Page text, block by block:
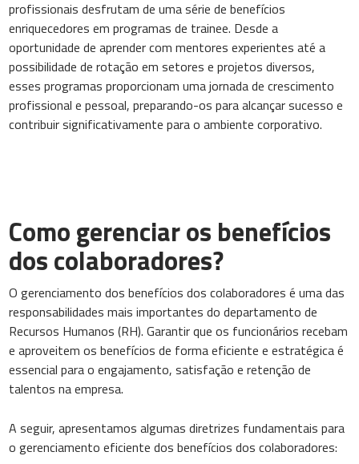
profissionais desfrutam de uma série de benefícios
enriquecedores em programas de trainee. Desde a
oportunidade de aprender com mentores experientes até a
possibilidade de rotação em setores e projetos diversos,
esses programas proporcionam uma jornada de crescimento
profissional e pessoal, preparando-os para alcançar sucesso e
contribuir significativamente para o ambiente corporativo.
Como gerenciar os benefícios
dos colaboradores?
O gerenciamento dos benefícios dos colaboradores é uma das
responsabilidades mais importantes do departamento de
Recursos Humanos (RH). Garantir que os funcionários recebam
e aproveitem os benefícios de forma eficiente e estratégica é
essencial para o engajamento, satisfação e retenção de
talentos na empresa.
A seguir, apresentamos algumas diretrizes fundamentais para
o gerenciamento eficiente dos benefícios dos colaboradores: